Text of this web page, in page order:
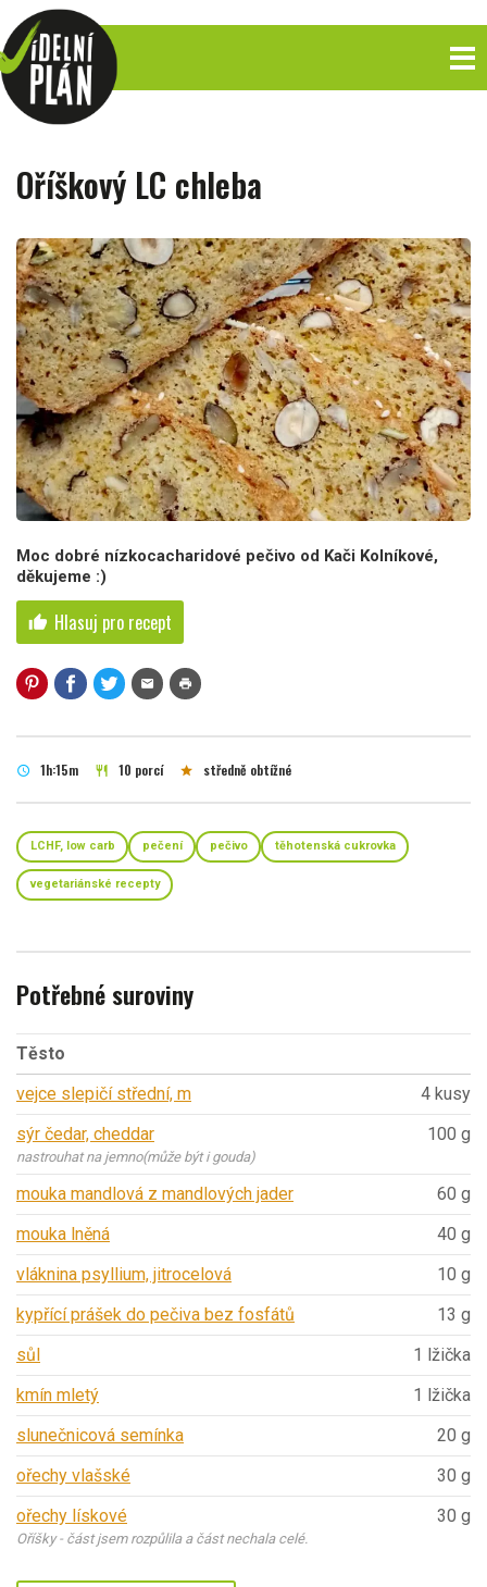
Oříškový LC chleba
Moc dobré nízkocacharidové pečivo od Kači Kolníkové,
děkujeme :)
thumb_up Hlasuj pro recept
mail print
schedule 1h:15m restaurant 10 porcí star středně obtížné
LCHF, low carb pečení pečivo těhotenská cukrovka
vegetariánské recepty
Potřebné suroviny
Těsto
vejce slepičí střední, m
4 kusy
sýr čedar, cheddar
nastrouhat na jemno(může být i gouda)
100 g
mouka mandlová z mandlových jader
60 g
mouka lněná
40 g
vláknina psyllium, jitrocelová
10 g
kypřící prášek do pečiva bez fosfátů
13 g
sůl
1 lžička
kmín mletý
1 lžička
slunečnicová semínka
20 g
ořechy vlašské
30 g
ořechy lískové
Oříšky - část jsem rozpůlila a část nechala celé.
30 g